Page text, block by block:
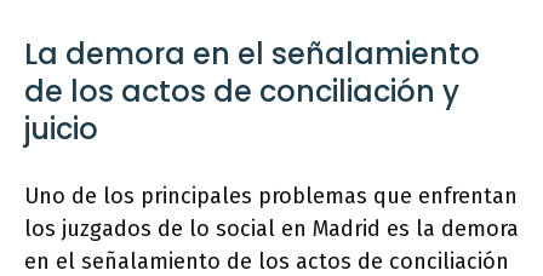
La demora en el señalamiento
de los actos de conciliación y
juicio
Uno de los principales problemas que enfrentan
los juzgados de lo social en Madrid es la demora
en el señalamiento de los actos de conciliación